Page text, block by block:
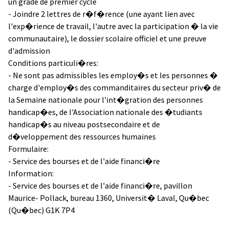
- Joindre 2 lettres de r�f�rence (une ayant lien avec
l'exp�rience de travail, l'autre avec la participation � la vie
communautaire), le dossier scolaire officiel et une preuve
d'admission
Conditions particuli�res:
- Ne sont pas admissibles les employ�s et les personnes �
charge d'employ�s des commanditaires du secteur priv� de
la Semaine nationale pour l'int�gration des personnes
handicap�es, de l'Association nationale des �tudiants
handicap�s au niveau postsecondaire et de
d�veloppement des ressources humaines
Formulaire:
- Service des bourses et de l'aide financi�re
Information:
- Service des bourses et de l'aide financi�re, pavillon
Maurice- Pollack, bureau 1360, Universit� Laval, Qu�bec
(Qu�bec) G1K 7P4